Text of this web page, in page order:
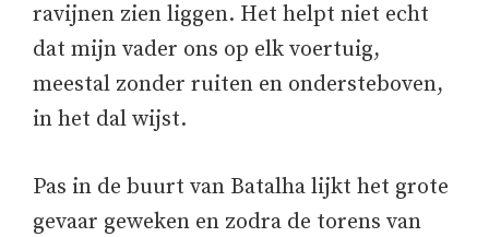
ravijnen zien liggen. Het helpt niet echt
dat mijn vader ons op elk voertuig,
meestal zonder ruiten en ondersteboven,
in het dal wijst.
Pas in de buurt van Batalha lijkt het grote
gevaar geweken en zodra de torens van